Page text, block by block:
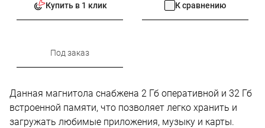
Купить в 1 клик К сравнению
Под заказ
Данная магнитола снабжена 2 Гб оперативной и 32 Гб
встроенной памяти, что позволяет легко хранить и
загружать любимые приложения, музыку и карты.